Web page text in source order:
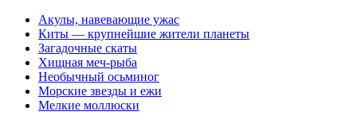
Акулы, навевающие ужас
Киты — крупнейшие жители планеты
Загадочные скаты
Хищная меч-рыба
Необычный осьминог
Морские звезды и ежи
Мелкие моллюски